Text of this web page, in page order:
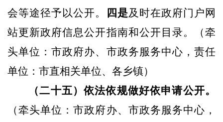
会等途径予以公开。
四是及时在政府门户网
站更新政府信息公开指南和公开目录。
（牵
头单位：市政府办、市政务服务中心，责任
单位：市直相关单位、各乡镇）
（二十五）依法依规做好依申请公开。
（牵头单位：市政府办、市政务服务中心，